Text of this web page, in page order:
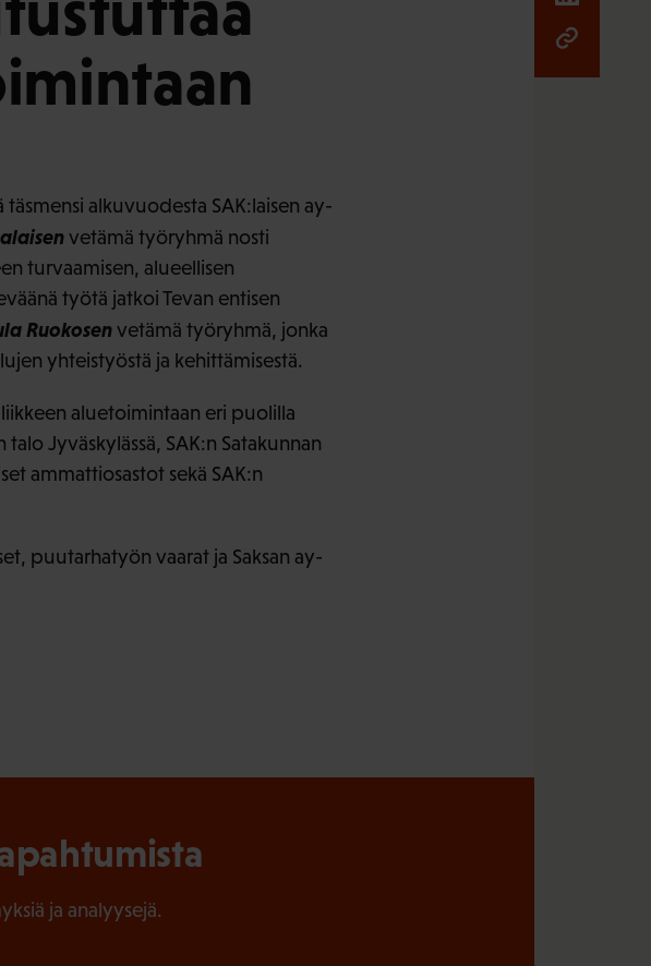
alkuvuodesta SAK:laisen ay-
vetämä työryhmä nosti
turvaamisen, alueellisen
työtä jatkoi Tevan entisen
Ruokosenvetämä työryhmä, jonka
yhteistyöstä ja kehittämisestä.
aluetoimintaan eri puolilla
Jyväskylässä, SAK:n Satakunnan
ammattiosastot sekä SAK:n
puutarhatyön vaarat ja Saksan ay-
ja analyysejä.